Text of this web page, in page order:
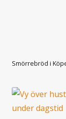
Smörrebröd i